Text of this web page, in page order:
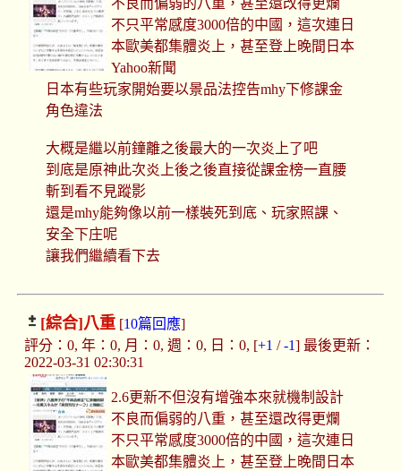
不良而偏弱的八重，甚至還改得更爛
不只平常感度3000倍的中國，這次連日
本歐美都集體炎上，甚至登上晚間日本
Yahoo新聞
日本有些玩家開始要以景品法控告mhy下修課金
角色違法
大概是繼以前鐘離之後最大的一次炎上了吧
到底是原神此次炎上後之後直接從課金榜一直腰
斬到看不見蹤影
還是mhy能夠像以前一樣裝死到底、玩家照課、
安全下庄呢
讓我們繼續看下去
[綜合]八重[10篇回應]
評分：0, 年：0, 月：0, 週：0, 日：0, [+1 /-1] 最後更新：
2022-03-31 02:30:31
2.6更新不但沒有增強本來就機制設計
不良而偏弱的八重，甚至還改得更爛
不只平常感度3000倍的中國，這次連日
本歐美都集體炎上，甚至登上晚間日本